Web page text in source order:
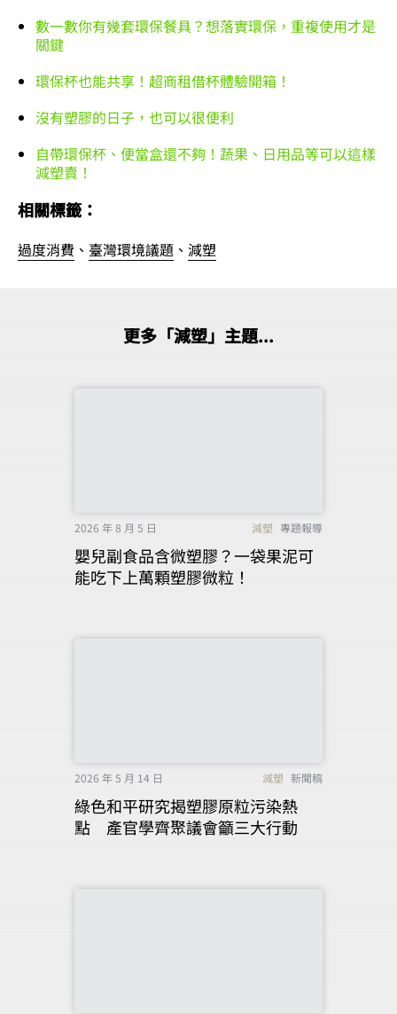
數一數你有幾套環保餐具？想落實環保，重複使用才是
關鍵
環保杯也能共享！超商租借杯體驗開箱！
沒有塑膠的日子，也可以很便利
自帶環保杯、便當盒還不夠！蔬果、日用品等可以這樣
減塑賣！
相關標籤：
過度消費 、 臺灣環境議題 、 減塑
更多「減塑」主題...
2026 年 8 月 5 日 減塑 專題報導
嬰兒副食品含微塑膠？一袋果泥可
能吃下上萬顆塑膠微粒！
2026 年 5 月 14 日 減塑 新聞稿
綠色和平研究揭塑膠原粒污染熱
點 產官學齊聚議會籲三大行動